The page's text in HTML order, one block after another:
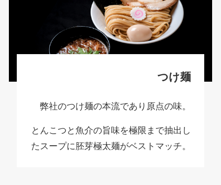
つけ麺
弊社のつけ麺の本流であり原点の味。
とんこつと魚介の旨味を極限まで抽出し
たスープに胚芽極太麺がベストマッチ。